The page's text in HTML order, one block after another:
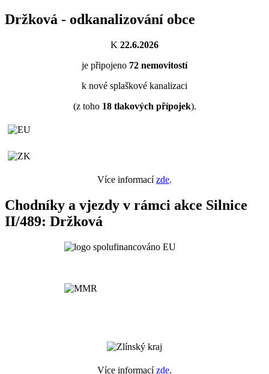
Držková - odkanalizování obce
K 22.6.2026
je připojeno 72 nemovitostí
k nové splaškové kanalizaci
(z toho 18tlakových přípojek).
Více informacízde.
Chodníky a vjezdy v rámci akce Silnice
II/489: Držková
Více informacízde.